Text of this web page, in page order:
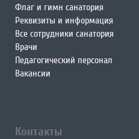
Флаг и гимн санатория
Реквизиты и информация
Все сотрудники санатория
Врачи
Педагогический персонал
Вакансии
Контакты